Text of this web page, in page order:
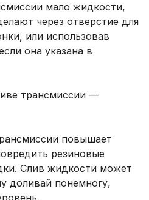
мало жидкости,
через отверстие для
или использовав
она указана в
трансмиссии —
повышает
резиновые
Слив жидкости может
доливай понемногу,